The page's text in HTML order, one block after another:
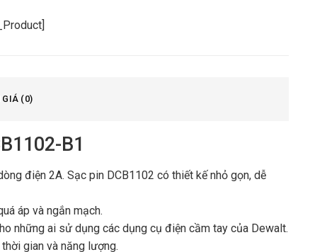
(0)
B1
điện 2A. Sạc pin DCB1102 có thiết kế nhỏ gọn, dễ
áp và ngắn mạch.
những ai sử dụng các dụng cụ điện cầm tay của Dewalt.
gian và năng lượng.